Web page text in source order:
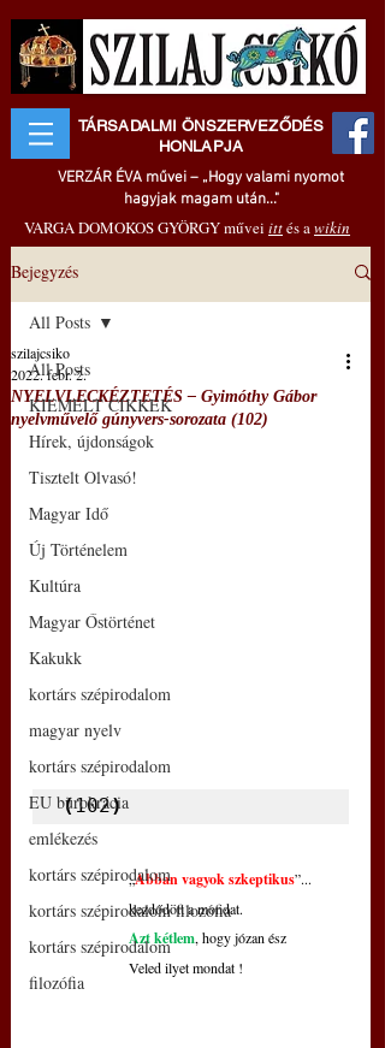
TÁRSADALMI ÖNSZERVEZŐDÉS
HONLAPJA
VERZÁR ÉVA művei – „Hogy valami nyomot
hagyjak magam után..."
VARGA DOMOKOS GYÖRGY művei ittés awikin
Bejegyzés
All Posts
KIEMELT CIKKEK
Hírek, újdonságok
Tisztelt Olvasó!
Magyar Idő
Új Történelem
Kultúra
Magyar Őstörténet
Kakukk
kortárs szépirodalom
magyar nyelv
kortárs szépirodalom
EU bürokrácia
emlékezés
kortárs szépirodalom
kortárs szépirodalom filozófia
kortárs szépirodalom
filozófia
All Posts
NYELVLECKÉZTETÉS – Gyimóthy Gábor
nyelvművelő gúnyvers-sorozata (102)
szilajcsiko
2022. febr. 2.
(102)
„Abban vagyok szkeptikus”...
kezdődött a mondat.
Azt kétlem, hogy józan ész
Veled ilyet mondat !